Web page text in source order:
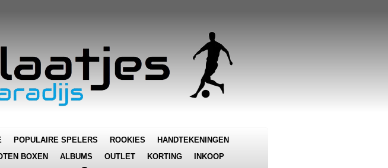
POPULAIRE SPELERS ROOKIES
HANDTEKENINGEN
BOXEN ALBUMS OUTLET KORTING
INKOOP